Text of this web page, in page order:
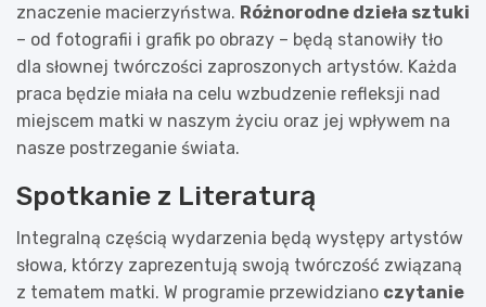
znaczenie macierzyństwa. Różnorodne dzieła sztuki
– od fotografii i grafik po obrazy – będą stanowiły tło
dla słownej twórczości zaproszonych artystów. Każda
praca będzie miała na celu wzbudzenie refleksji nad
miejscem matki w naszym życiu oraz jej wpływem na
nasze postrzeganie świata.
Spotkanie z Literaturą
Integralną częścią wydarzenia będą występy artystów
słowa, którzy zaprezentują swoją twórczość związaną
z tematem matki. W programie przewidziano czytanie